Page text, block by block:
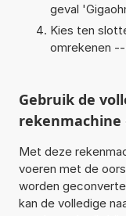
geval '
Kies ten
omrekenen
Gebruik de
Met deze
voeren met de
worden
kan de volledige